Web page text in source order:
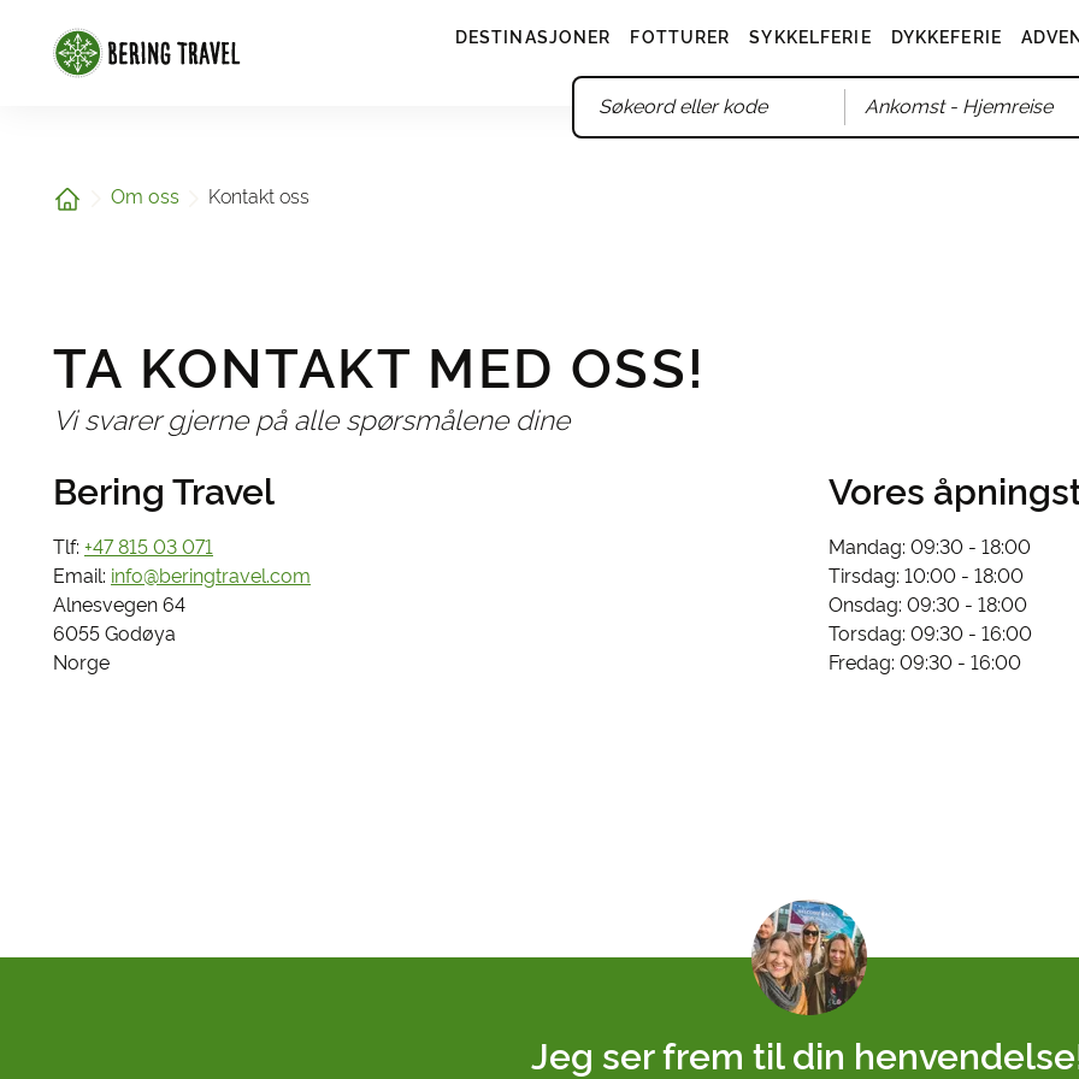
DESTINASJONER FOTTURER SYKKELFERIE DYKKEFERIE
Ankomst- Hjemreise
Hjem Om oss Kontakt oss
TA KONTAKT MED OSS!
Vi svarer gjerne på alle spørsmålene dine
Bering Travel
Tlf: +47 815 03 071
Email: info@beringtravel.com
Alnesvegen 64
6055 Godøya
Norge
Vores
Mandag: 09:30 - 18:00
Tirsdag: 10:00 - 18:00
Onsdag: 09:30 - 18:00
Torsdag: 09:30 - 16:00
Fredag: 09:30 - 16:00
Jeg ser frem til din